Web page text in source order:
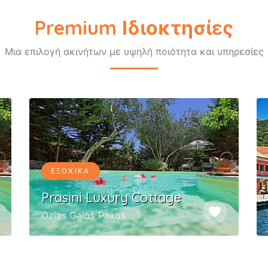
Premium Ιδιοκτησίες
Μια επιλογή ακινήτων με υψηλή ποιότητα και υπηρεσίες
favorite
ΕΞΟΧΙΚΆ
Prasini Luxury Cottage
Ozias Gaios Paxos